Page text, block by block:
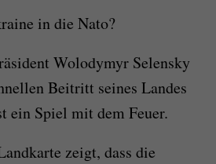
in die Nato?
Wolodymyr Selensky
Beitritt seines Landes
ein Spiel mit dem Feuer.
zeigt, dass die